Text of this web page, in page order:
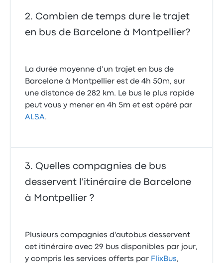
Combien de temps dure le trajet
en bus de Barcelone à Montpellier?
La durée moyenne d’un trajet en bus de
Barcelone à Montpellier est de 4h 50m, sur
une distance de 282 km. Le bus le plus rapide
peut vous y mener en 4h 5m et est opéré par
ALSA.
Quelles compagnies de bus
desservent l'itinéraire de Barcelone
à Montpellier ?
Plusieurs compagnies d'autobus desservent
cet itinéraire avec 29 bus disponibles par jour,
y compris les services offerts par FlixBus,